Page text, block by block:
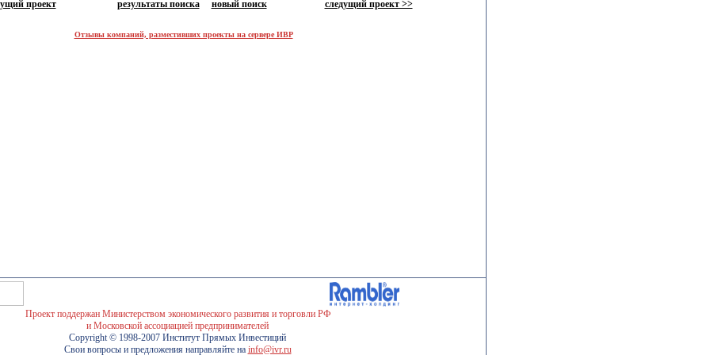
проект результаты поиска новый поиск следущий проект >>
Отзывы компаний, разместивших проекты на сервере ИВР
Проект поддержан Министерством экономического развития и торговли РФ
и Московской ассоциацией предпринимателей
Copyright © 1998-2007 Институт Прямых Инвестиций
Свои вопросы и предложения направляйте на info@ivr.ru